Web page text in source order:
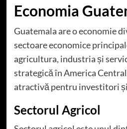
Economia
Guatemala are o economie
sectoare economice
agricultura, industria și
strategică în America
atractivă pentru investitori
Sectorul Agricol